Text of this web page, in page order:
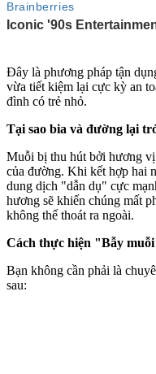
Đây là phương pháp tận
vừa tiết kiệm lại cực kỳ an
đình có trẻ nhỏ.
Tại sao bia và đường lại
Muỗi bị thu hút bởi hương
của đường. Khi kết hợp hai
dung dịch "dẫn dụ" cực
hương sẽ khiến chúng mất
không thể thoát ra ngoài.
Cách thực hiện "Bẫy
Bạn không cần phải là
sau: